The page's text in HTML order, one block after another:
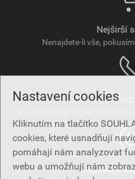
Nastavení cookies
Kliknutím na tlačítko
cookies, které usnadňují
pomáhají nám analyzovat
webu a umožňují nám
Nejširší
Nenajdete-li vše,